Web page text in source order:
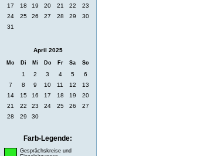
17
18 19 20 21 22
23
24
25 26 27 28 29
30
31
April 2025
Mo Di Mi Do Fr Sa So
1 2 3 4 5
6
7
8 9 10 11 12
13
14
15 16 17 18 19
20
21
22 23 24 25 26
27
28
29 30
Farb-Legende:
Gesprächskreise und